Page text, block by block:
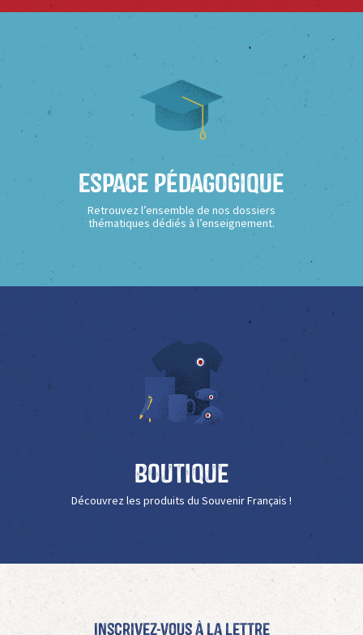
Espace Pédagogique
Retrouvez l’ensemble de nos dossiers
thématiques dédiés à l’enseignement.
Boutique
Découvrez les produits du Souvenir Français !
Inscrivez-vous à La Lettre